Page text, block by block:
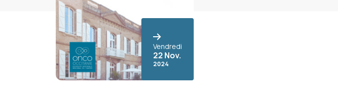
Vendredi
22 Nov.
2024